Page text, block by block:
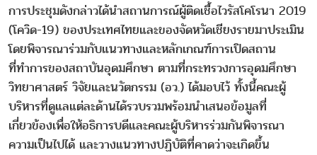
การประชุมดังกล่าวได้นำสถานการณ์ผู้ติดเชื้อไวรัสโคโรนา 2019
(โควิด-19) ของประเทศไทยและของจัดหวัดเชียงรายมาประเมิน
โดยพิจารณาร่วมกับแนวทางและหลักเกณฑ์การเปิดสถาน
ที่ทำการของสถาบันอุดมศึกษา ตามที่กระทรวงการอุดมศึกษา
วิทยาศาสตร์ วิจัยและนวัตกรรม (อว.) ได้มอบไว้ ทั้งนี้คณะผู้
บริหารที่ดูแลแต่ละด้านได้รวบรวมพร้อมนำเสนอข้อมูลที่
เกี่ยวข้องเพื่อให้อธิการบดีและคณะผู้บริหารร่วมกันพิจารณา
ความเป็นไปได้ และวางแนวทางปฏิบัติที่คาดว่าจะเกิดขึ้น